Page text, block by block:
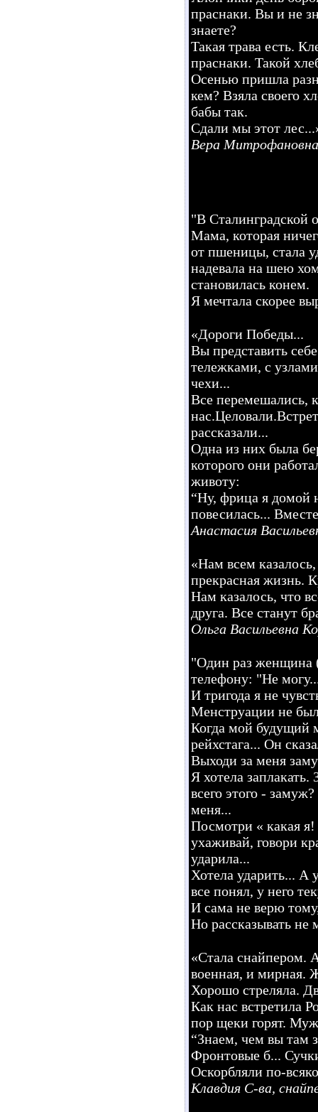
праснаки. Вы и не
знаете?
Такая трава есть.
праснаки. Такой
Осенью пришла
кем? Взяла своего
бабы так.
Сдали мы этот
Вера Митрофановна
"В Сталинградской
Мама, которая
от пшеницы, стала
надевала на шею
становилась конем.
Я мечтала скорее
«Дороги Победы...
Вы представить
тележками, с
чехи...
Все перемешались,
рассказали...
Одна из них была
которого они
животу:
“Ну, фрица я домой
повесилась...
Анастасия
«Нам всем
прекрасная жизнь.
Нам казалось, что
друга. Все станут
Ольга Васильевна
"Один раз женщина
телефону: "Не
И тригода я не
Менструации не
Когда мой будущий
рейхстага... Он
Выходи за меня
Я хотела
всего этого -
меня...
Посмотри « какая
ухаживай, говори
ударила...
Хотела ударить... А
все понял, у него
И сама не верю
Но рассказывать не
«Стала снайпером.
военная, и мирная.
Хорошо стреляла.
Как нас встретила
пор щеки горят.
“Знаем, чем вы там
Фронтовые б...
Оскорбляли по-
Клавдия С-ва,